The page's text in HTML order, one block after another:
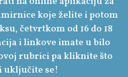
koje želite i potom
četvrtkom od 16 do 18
i linkove imate u bilo
rubrici pa kliknite što
uključite se!